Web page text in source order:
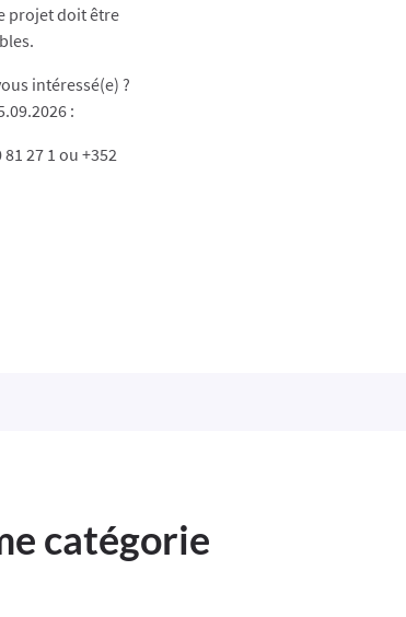
projet doit être
intéressé(e) ?
:
81 27 1 ou +352
catégorie